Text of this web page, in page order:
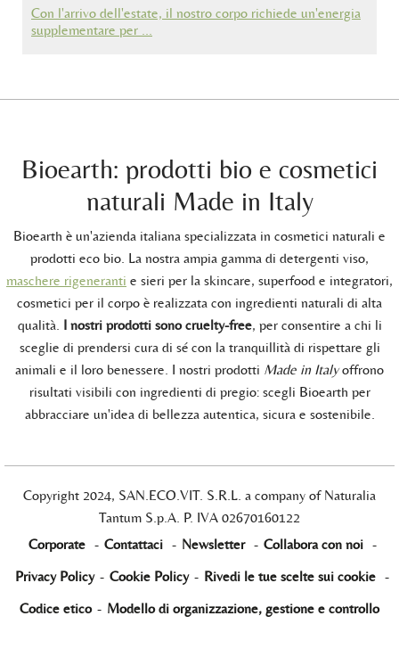
Con l'arrivo dell'estate, il nostro corpo richiede un'energia
supplementare per …
Bioearth: prodotti bio e cosmetici
naturali Made in Italy
Bioearth è un'azienda italiana specializzata in cosmetici naturali e
prodotti eco bio. La nostra ampia gamma di detergenti viso,
maschere rigeneranti e sieri per la skincare, superfood e integratori,
cosmetici per il corpo è realizzata con ingredienti naturali di alta
qualità. I nostri prodotti sono cruelty-free, per consentire a chi li
sceglie di prendersi cura di sé con la tranquillità di rispettare gli
animali e il loro benessere. I nostri prodotti Made in Italyoffrono
risultati visibili con ingredienti di pregio: scegli Bioearth per
abbracciare un'idea di bellezza autentica, sicura e sostenibile.
Copyright 2024, SAN.ECO.VIT. S.R.L. a company of Naturalia
Tantum S.p.A. P. IVA 02670160122
Corporate - Contattaci - Newsletter - Collabora con noi -
Privacy Policy - Cookie Policy - Rivedi le tue scelte sui cookie -
Codice etico - Modello di organizzazione, gestione e controllo